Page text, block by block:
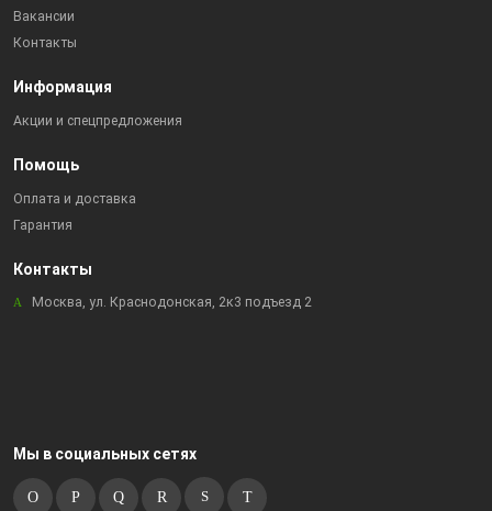
Вакансии
Контакты
Информация
Акции и спецпредложения
Помощь
Оплата и доставка
Гарантия
Контакты
Москва, ул. Краснодонская, 2к3 подъезд 2
Мы в социальных сетях